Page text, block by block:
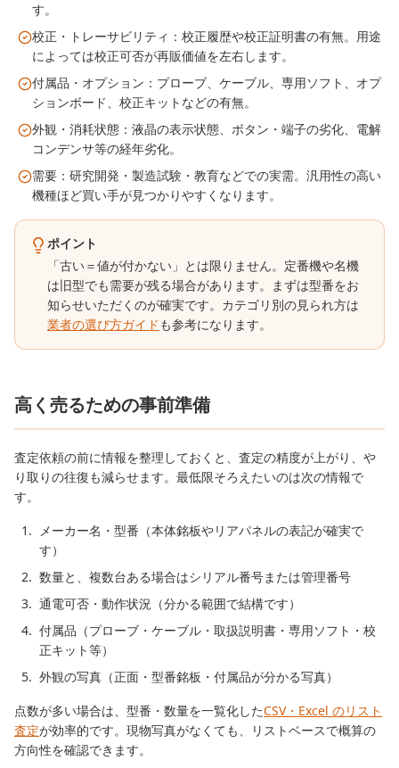
す。
校正・トレーサビリティ：校正履歴や校正証明書の有無。用途
によっては校正可否が再販価値を左右します。
付属品・オプション：プローブ、ケーブル、専用ソフト、オプ
ションボード、校正キットなどの有無。
外観・消耗状態：液晶の表示状態、ボタン・端子の劣化、電解
コンデンサ等の経年劣化。
需要：研究開発・製造試験・教育などでの実需。汎用性の高い
機種ほど買い手が見つかりやすくなります。
ポイント
「古い＝値が付かない」とは限りません。定番機や名機
は旧型でも需要が残る場合があります。まずは型番をお
知らせいただくのが確実です。カテゴリ別の見られ方は
業者の選び方ガイド も参考になります。
高く売るための事前準備
査定依頼の前に情報を整理しておくと、査定の精度が上がり、や
り取りの往復も減らせます。最低限そろえたいのは次の情報で
す。
メーカー名・型番（本体銘板やリアパネルの表記が確実で
す）
数量と、複数台ある場合はシリアル番号または管理番号
通電可否・動作状況（分かる範囲で結構です）
付属品（プローブ・ケーブル・取扱説明書・専用ソフト・校
正キット等）
外観の写真（正面・型番銘板・付属品が分かる写真）
点数が多い場合は、型番・数量を一覧化したCSV・Excel のリスト
査定が効率的です。現物写真がなくても、リストベースで概算の
方向性を確認できます。